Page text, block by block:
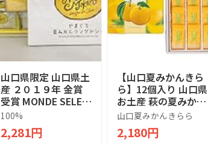
山口県限定 山口県土
産 ２０１９年 金賞
受賞 MONDE SELEC
TION GOLD AWARD
山口県産 夏みかん 1
00％使用 Kotobukid
100%
2,281円
【山口夏みかんきら
ら】12個入り 山口県
お土産 萩の夏みかん
果汁使用 フルーツゼ
リー 個包装 スイー
ツ お菓子 ギフト 贈
山口夏みかんきらら
2,180円